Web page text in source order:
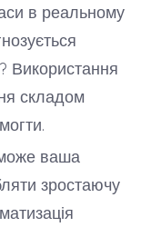
в реальному
Використання
складом
ваша
зростаючу